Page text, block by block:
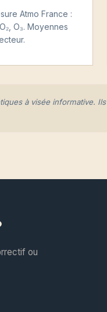
Atmo France :
O₃. Moyennes
à visée informative.
ou